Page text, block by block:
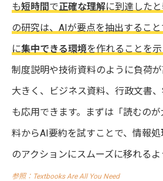
も短時間 で正確な理解に到達した
の研究は、AIが要点を抽出するこ
に集中できる環境を作れることを示
制度説明や技術資料のように負荷
大きく、ビジネス資料、行政文書
も応用できます。まずは「読むの
料からAI要約を試すことで、情報
のアクションにスムーズに移れるよ
参照：Textbooks Are All You Need